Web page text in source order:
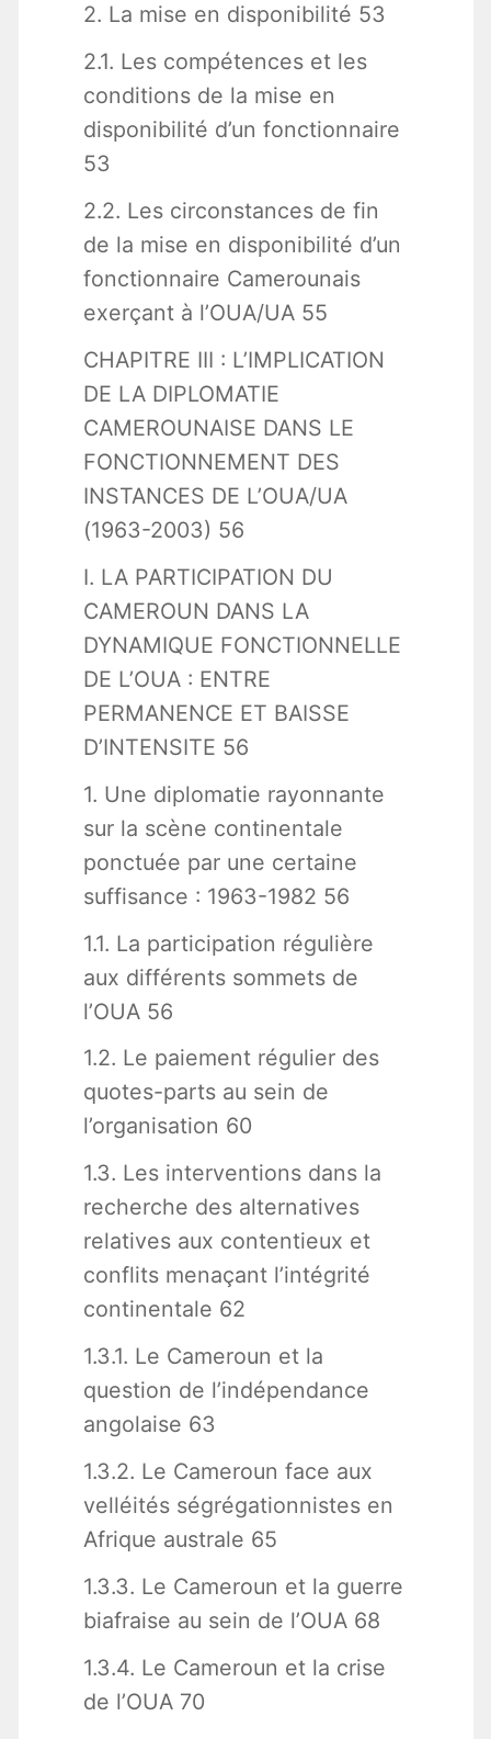
2. La mise en disponibilité 53
2.1. Les compétences et les
conditions de la mise en
disponibilité d’un fonctionnaire
53
2.2. Les circonstances de fin
de la mise en disponibilité d’un
fonctionnaire Camerounais
exerçant à l’OUA/UA 55
CHAPITRE III : L’IMPLICATION
DE LA DIPLOMATIE
CAMEROUNAISE DANS LE
FONCTIONNEMENT DES
INSTANCES DE L’OUA/UA
(1963-2003) 56
I. LA PARTICIPATION DU
CAMEROUN DANS LA
DYNAMIQUE FONCTIONNELLE
DE L’OUA : ENTRE
PERMANENCE ET BAISSE
D’INTENSITE 56
1. Une diplomatie rayonnante
sur la scène continentale
ponctuée par une certaine
suffisance : 1963-1982 56
1.1. La participation régulière
aux différents sommets de
l’OUA 56
1.2. Le paiement régulier des
quotes-parts au sein de
l’organisation 60
1.3. Les interventions dans la
recherche des alternatives
relatives aux contentieux et
conflits menaçant l’intégrité
continentale 62
1.3.1. Le Cameroun et la
question de l’indépendance
angolaise 63
1.3.2. Le Cameroun face aux
velléités ségrégationnistes en
Afrique australe 65
1.3.3. Le Cameroun et la guerre
biafraise au sein de l’OUA 68
1.3.4. Le Cameroun et la crise
de l’OUA 70